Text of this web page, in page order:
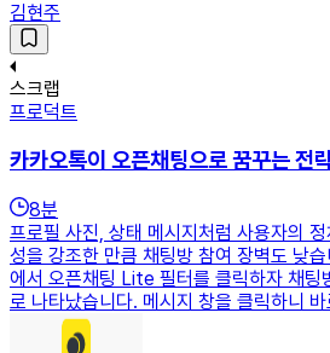
김현주
스크랩
프로덕트
카카오톡이 오픈채팅으로 꿈꾸는 전
8분
프로필 사진, 상태 메시지처럼 사용자의
성을 강조한 만큼 채팅방 참여 장벽도 낮
에서 오픈채팅 Lite 필터를 클릭하자 채팅
로 나타났습니다. 메시지 창을 클릭하니